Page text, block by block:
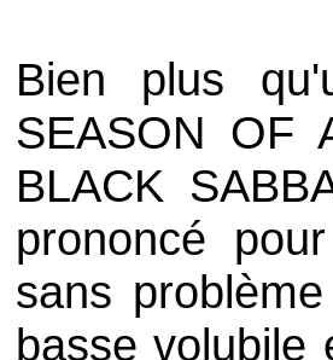
Bien plus
SEASON OF
BLACK
prononcé
sans
basse volubile